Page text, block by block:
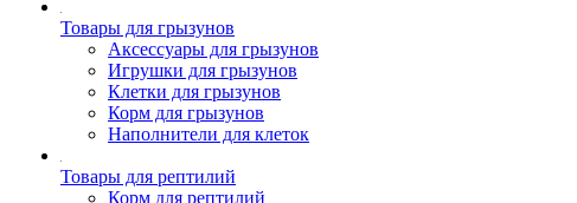
Товары для грызунов
Аксессуары для грызунов
Игрушки для грызунов
Клетки для грызунов
Корм для грызунов
Наполнители для клеток
Товары для рептилий
Корм для рептилий